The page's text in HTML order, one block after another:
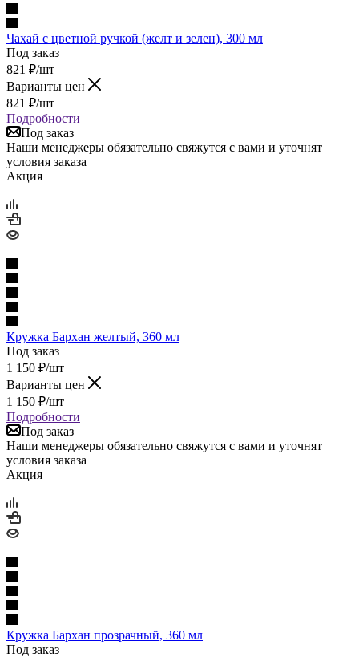
Чахай с цветной ручкой (желт и зелен), 300 мл
Под заказ
821 ₽/шт
Варианты цен
821 ₽/шт
Подробности
Под заказ
Наши менеджеры обязательно свяжутся с вами и уточнят
условия заказа
Акция
Кружка Бархан желтый, 360 мл
Под заказ
1 150 ₽/шт
Варианты цен
1 150 ₽/шт
Подробности
Под заказ
Наши менеджеры обязательно свяжутся с вами и уточнят
условия заказа
Акция
Кружка Бархан прозрачный, 360 мл
Под заказ